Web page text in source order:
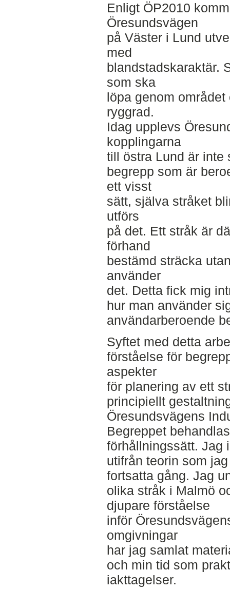
Enligt ÖP2010
Öresundsvägen
på Väster i Lund
med
blandstadskaraktär.
som ska
löpa genom
ryggrad.
Idag upplevs
kopplingarna
till östra Lund är inte
begrepp som är
ett visst
sätt, själva stråket
utförs
på det. Ett stråk är
förhand
bestämd sträcka
använder
det. Detta fick mig
hur man använder
användarberoende
Syftet med detta
förståelse för
aspekter
för planering av ett
principiellt
Öresundsvägens
Begreppet
förhållningssätt. Jag
utifrån teorin som
fortsatta gång. Jag
olika stråk i Malmö
djupare förståelse
inför
omgivningar
har jag samlat
och min tid som
iakttagelser.